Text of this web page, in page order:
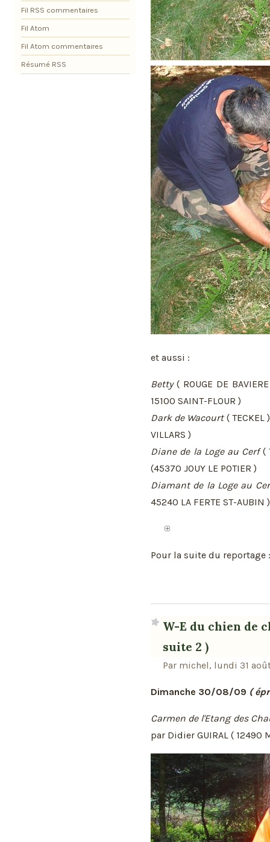
et aussi :
Betty( ROUGE DE
15100 SAINT-FLOUR )
Dark de Wacourt( TECKEL
VILLARS )
Diane de la Loge au Cerf(
(45370 JOUY LE POTIER )
Diamant de la Loge au
45240 LA FERTE ST-AUBIN )
Pour la suite du reportage
W-E du chien de
suite 2 )
Par michel, lundi 31
Dimanche 30/08/09 (
Carmen de l'Etang des
par Didier GUIRAL ( 12490
Fil RSS commentaires
Fil Atom
Fil Atom commentaires
Résumé RSS